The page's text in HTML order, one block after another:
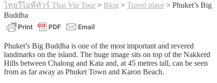
ไทยวีไอพีทัวร์ Thai Vip Tour > Blog > Travel place > Phuket’s Big
Buddha
Phuket’s Big Buddha is one of the most important and revered
landmarks on the island. The huge image sits on top of the Nakkerd
Hills between Chalong and Kata and, at 45 metres tall, can be seen
from as far away as Phuket Town and Karon Beach.